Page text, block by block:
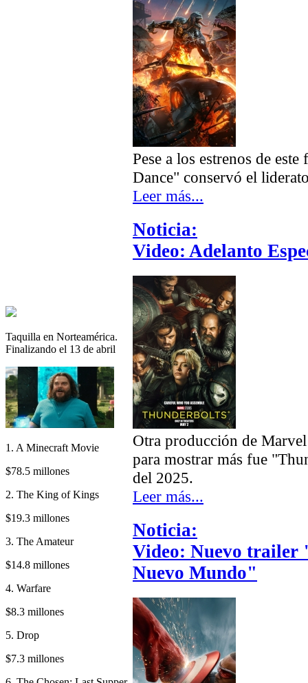
Taquilla en Norteamérica.
Finalizando el 13 de abril
1. A Minecraft Movie
$78.5 millones
2. The King of Kings
$19.3 millones
3. The Amateur
$14.8 millones
4. Warfare
$8.3 millones
5. Drop
$7.3 millones
Pese a los estrenos de
Dance" conservó el
Leer más...
Noticia:
Video: Adelanto
Otra producción de
para mostrar más fue
del 2025.
Leer más...
Noticia:
Video: Nuevo trailer
Nuevo Mundo"